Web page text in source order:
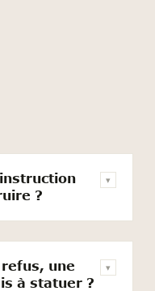
?
▾
une
à statuer ?
▾